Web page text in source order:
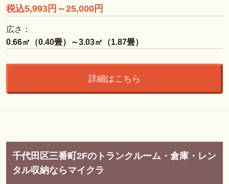
税込5,993円～25,000円
広さ：
0.66㎡（0.40畳）～3.03㎡（1.87畳）
詳細はこちら
千代田区三番町2Fのトランクルーム・倉庫・レン
タル収納ならマイクラ